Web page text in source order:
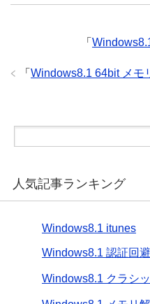
「
「 Windows8.1 64bit メモ
人気記事ランキング
Windows8.1 itunes
Windows8.1 認証回避
Windows8.1 クラシ